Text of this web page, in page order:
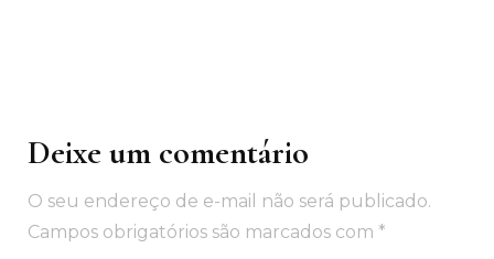
Navegação
post
Deixe um comentário
O seu endereço de e-mail não será publicado.
Campos obrigatórios são marcados com *